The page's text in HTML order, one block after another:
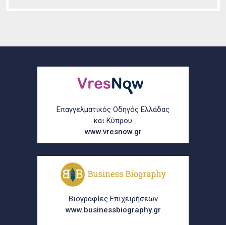
Επαγγελματικός Οδηγός Ελλάδας
και Κύπρου
www.vresnow.gr
Βιογραφίες Επιχειρήσεων
www.businessbiography.gr